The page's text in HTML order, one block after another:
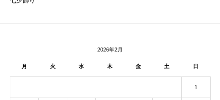
2026年2月
月 火 水 木 金 土 日
1